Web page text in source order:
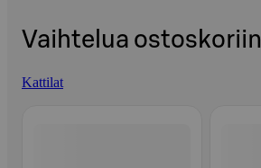
Vaihtelua ostoskoriin
Kattilat